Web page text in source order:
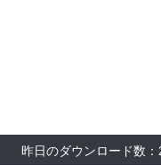
昨日のダウンロード数